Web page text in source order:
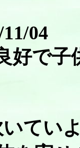
04
好で
てい